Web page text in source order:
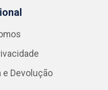
e Devolução